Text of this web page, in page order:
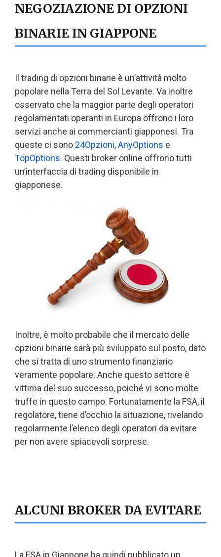
NEGOZIAZIONE DI OPZIONI
BINARIE IN GIAPPONE
Il trading di opzioni binarie è un’attività molto
popolare nella Terra del Sol Levante. Va inoltre
osservato che la maggior parte degli operatori
regolamentati operanti in Europa offrono i loro
servizi anche ai commercianti giapponesi. Tra
queste ci sono 24Opzioni,AnyOptions e
TopOptions. Questi broker online offrono tutti
un’interfaccia di trading disponibile in
giapponese.
Inoltre, è molto probabile che il mercato delle
opzioni binarie sarà più sviluppato sul posto, dato
che si tratta di uno strumento finanziario
veramente popolare. Anche questo settore è
vittima del suo successo, poiché vi sono molte
truffe in questo campo. Fortunatamente la FSA, il
regolatore, tiene d’occhio la situazione, rivelando
regolarmente l’elenco degli operatori da evitare
per non avere spiacevoli sorprese.
ALCUNI BROKER DA EVITARE
La FSA in Giappone ha quindi pubblicato un